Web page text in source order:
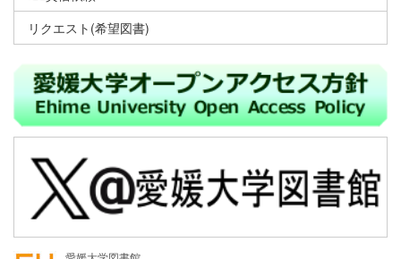
リクエスト(希望図書)